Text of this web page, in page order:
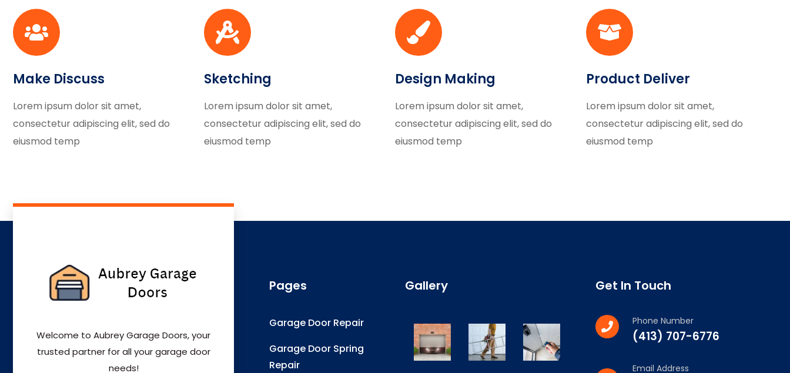
Make Discuss
Lorem ipsum dolor sit amet,
consectetur adipiscing elit, sed do
eiusmod temp
Sketching
Lorem ipsum dolor sit amet,
consectetur adipiscing elit, sed do
eiusmod temp
Design Making
Lorem ipsum dolor sit amet,
consectetur adipiscing elit, sed do
eiusmod temp
Product Deliver
Lorem ipsum dolor sit amet,
consectetur adipiscing elit, sed do
eiusmod temp
Welcome to Aubrey Garage Doors, your
trusted partner for all your garage door
needs!
Pages
Garage Door Repair
Garage Door Spring
Repair
Gallery Get In Touch
Phone Number
(413) 707-6776
Email Address